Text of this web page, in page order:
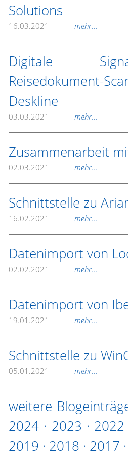
Solutions
16.03.2021 mehr...
Digitale
Reisedokument-
Deskline
03.03.2021 mehr...
Zusammenarbeit
02.03.2021 mehr...
Schnittstelle zu
16.02.2021 mehr...
Datenimport von
02.02.2021 mehr...
Datenimport von
19.01.2021 mehr...
Schnittstelle zu
05.01.2021 mehr...
weitere
2024 · 2023 · 2022
2019 · 2018 · 2017 ·